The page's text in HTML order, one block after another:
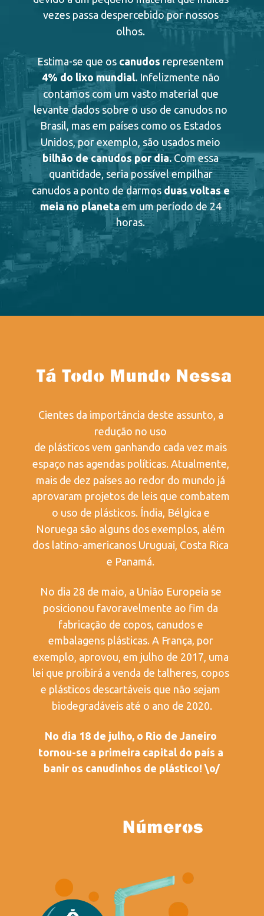
vezes passa despercebido por nossos
olhos.
Estima-se que os canudos
4% do lixo mundial. Infelizmente não
contamos com um vasto material que
levante dados sobre o uso de canudos no
Brasil, mas em países como os Estados
bilhão de canudos por dia. Com essa
quantidade, seria possível empilhar
canudos a ponto de darmos duas voltas e
meia no planeta em um período de 24
horas.
Cientes da importância deste assunto, a
redução no uso
de plásticos vem ganhando cada vez mais
espaço nas agendas políticas. Atualmente,
mais de dez países ao redor do mundo já
aprovaram projetos de leis que combatem
o uso de plásticos. Índia, Bélgica e
Noruega são alguns dos exemplos, além
dos latino-americanos Uruguai, Costa Rica
e Panamá.
No dia 28 de maio, a União Europeia se
posicionou favoravelmente ao fim da
fabricação de copos, canudos e
embalagens plásticas. A França, por
exemplo, aprovou, em julho de 2017, uma
lei que proibirá a venda de talheres, copos
e plásticos descartáveis que não sejam
biodegradáveis até o ano de 2020.
No dia 18 de julho, o Rio de Janeiro
tornou-se a primeira capital do país a
banir os canudinhos de plástico! \o/